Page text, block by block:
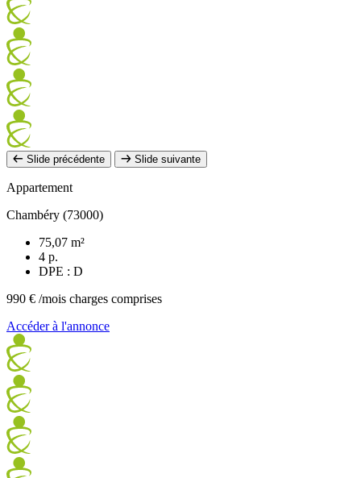
Slide précédente Slide suivante
Appartement
Chambéry (73000)
75,07 m²
4 p.
DPE : D
990 € /mois charges comprises
Accéder à l'annonce